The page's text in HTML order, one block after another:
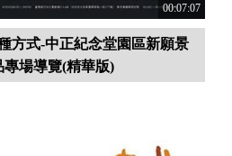
00:07:07
方式-中正紀念堂園區新願景
場導覽(精華版)